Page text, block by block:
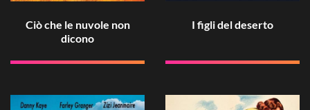
Ciò che le nuvole non
dicono
I figli del deserto